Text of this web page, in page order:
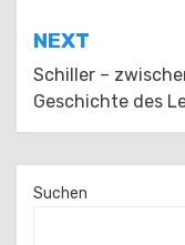
NEXT
Schiller –
Geschichte des
Suchen